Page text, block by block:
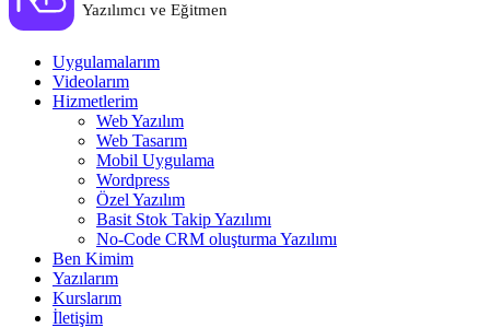
Yazılımcı ve Eğitmen
Uygulamalarım
Videolarım
Hizmetlerim
Web Yazılım
Web Tasarım
Mobil Uygulama
Wordpress
Özel Yazılım
Basit Stok Takip Yazılımı
No-Code CRM oluşturma Yazılımı
Ben Kimim
Yazılarım
Kurslarım
İletişim